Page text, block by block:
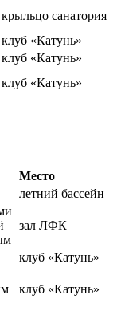
крыльцо санатория
клуб «Катунь»
клуб «Катунь»
клуб «Катунь»
Место
летний бассейн
зал ЛФК
клуб «Катунь»
клуб «Катунь»